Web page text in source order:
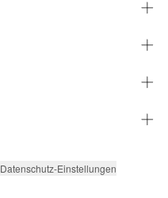
Datenschutz-Einstellungen